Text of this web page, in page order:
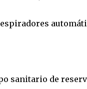
sanitario de